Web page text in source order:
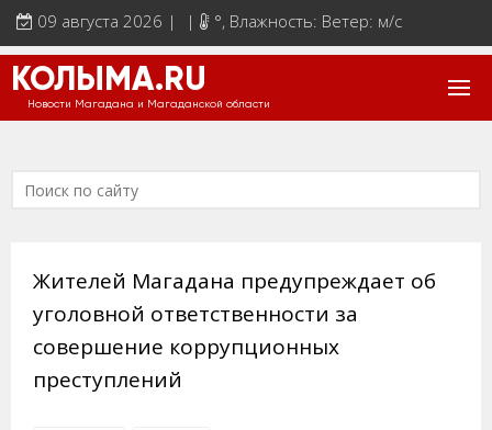
09 августа 2026 | | °, Влажность: Ветер: м/с
КОЛЫМА.RU
Новости Магадана и Магаданской области
Жителей Магадана предупреждает об
уголовной ответственности за
совершение коррупционных
преступлений